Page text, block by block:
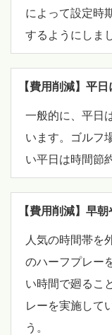
によって設定時
するようにしま
【費用削減】平
一般的に、平日
います。ゴルフ
い平日は時間節
【費用削減】早
人気の時間帯を
のハーフプレー
い時間で廻るこ
レーを実施して
う。